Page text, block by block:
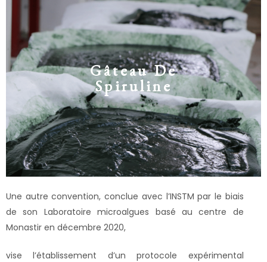
Gâteau De
Spiruline
Une autre convention, conclue avec l’INSTM par le biais
de son Laboratoire microalgues basé au centre de
Monastir en décembre 2020,
vise l’établissement d’un protocole expérimental